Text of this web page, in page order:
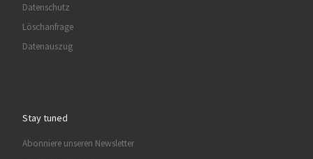
Datenschutz
Löschanfrage
Datenauszug
Stay tuned
Abonniere unseren Newsletter